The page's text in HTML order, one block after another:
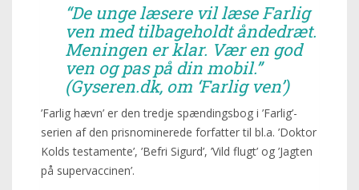
“De unge læsere vil læse Farlig
ven med tilbageholdt åndedræt.
Meningen er klar. Vær en god
ven og pas på din mobil.”
(Gyseren.dk, om ‘Farlig ven’)
’Farlig hævn’ er den tredje spændingsbog i ’Farlig’-
serien af den prisnominerede forfatter til bl.a. ’Doktor
Kolds testamente’, ’Befri Sigurd’, ’Vild flugt’ og ’Jagten
på supervaccinen’.